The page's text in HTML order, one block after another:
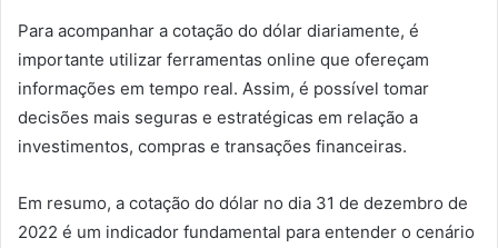
Para acompanhar a cotação do dólar diariamente, é
importante utilizar ferramentas online que ofereçam
informações em tempo real. Assim, é possível tomar
decisões mais seguras e estratégicas em relação a
investimentos, compras e transações financeiras.
Em resumo, a cotação do dólar no dia 31 de dezembro de
2022 é um indicador fundamental para entender o cenário